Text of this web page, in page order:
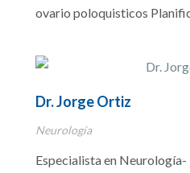
ovario poloquisticos
Dr. Jorge Ortiz
Neurología
Especialista en